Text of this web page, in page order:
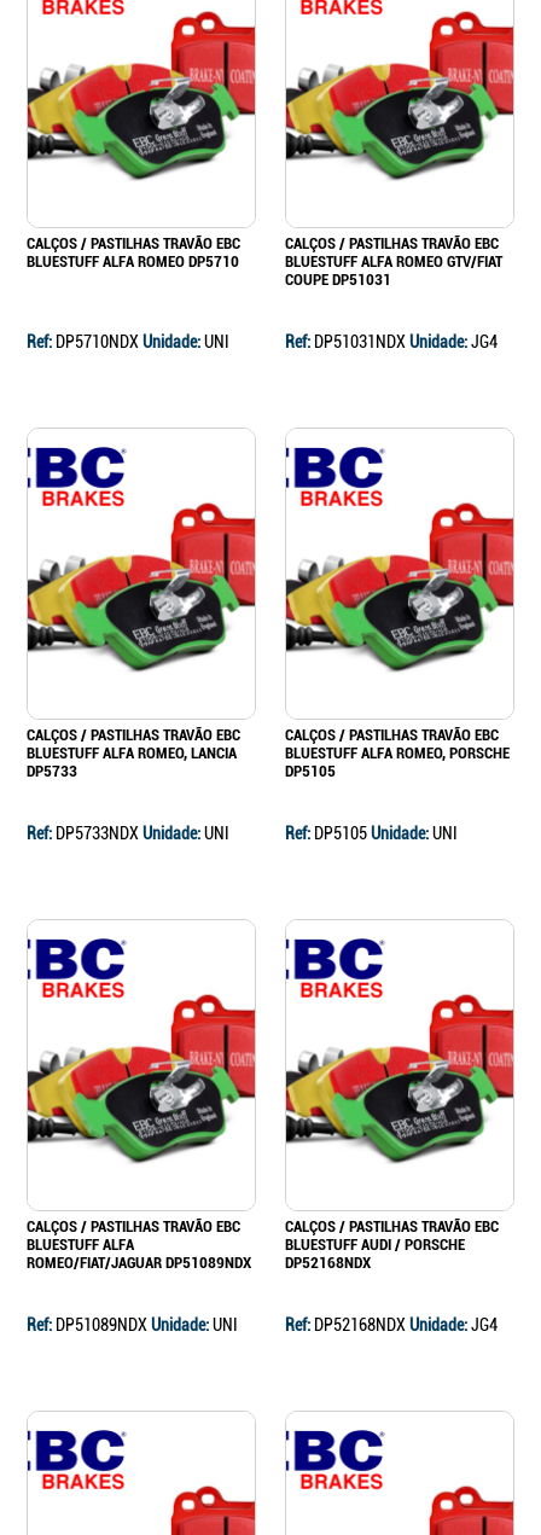
CALÇOS / PASTILHAS TRAVÃO EBC
BLUESTUFF ALFA ROMEO DP5710
Ref: DP5710NDXUnidade:UNI
CALÇOS / PASTILHAS TRAVÃO EBC
BLUESTUFF ALFA ROMEO GTV/FIAT
COUPE DP51031
Ref: DP51031NDXUnidade:JG4
CALÇOS / PASTILHAS TRAVÃO EBC
BLUESTUFF ALFA ROMEO, LANCIA
DP5733
Ref: DP5733NDXUnidade:UNI
CALÇOS / PASTILHAS TRAVÃO EBC
BLUESTUFF ALFA ROMEO, PORSCHE
DP5105
Ref: DP5105Unidade:UNI
CALÇOS / PASTILHAS TRAVÃO EBC
BLUESTUFF ALFA
ROMEO/FIAT/JAGUAR DP51089NDX
Ref: DP51089NDXUnidade:UNI
CALÇOS / PASTILHAS TRAVÃO EBC
BLUESTUFF AUDI / PORSCHE
DP52168NDX
Ref: DP52168NDXUnidade:JG4